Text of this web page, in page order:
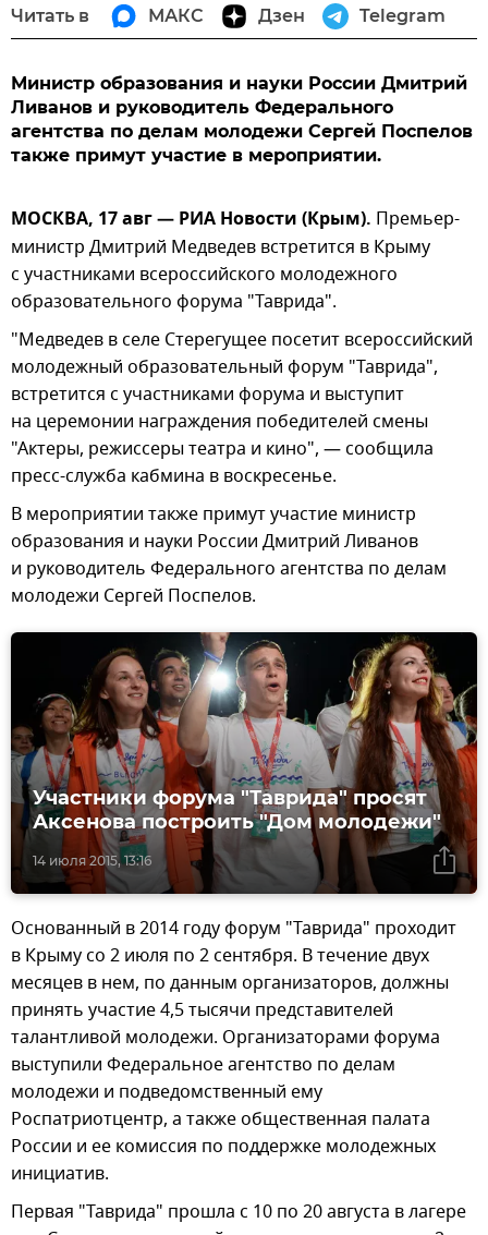
Читать в МАКС Дзен Telegram
Министр образования и науки России Дмитрий
Ливанов и руководитель Федерального
агентства по делам молодежи Сергей Поспелов
также примут участие в мероприятии.
МОСКВА, 17 авг — РИА Новости (Крым). Премьер-
министр Дмитрий Медведев встретится в Крыму
с участниками всероссийского молодежного
образовательного форума "Таврида".
"Медведев в селе Стерегущее посетит всероссийский
молодежный образовательный форум "Таврида",
встретится с участниками форума и выступит
на церемонии награждения победителей смены
"Актеры, режиссеры театра и кино", — сообщила
пресс-служба кабмина в воскресенье.
В мероприятии также примут участие министр
образования и науки России Дмитрий Ливанов
и руководитель Федерального агентства по делам
молодежи Сергей Поспелов.
14 июля 2015, 13:16
Участники форума "Таврида" просят
Аксенова построить "Дом молодежи"
Основанный в 2014 году форум "Таврида" проходит
в Крыму со 2 июля по 2 сентября. В течение двух
месяцев в нем, по данным организаторов, должны
принять участие 4,5 тысячи представителей
талантливой молодежи. Организаторами форума
выступили Федеральное агентство по делам
молодежи и подведомственный ему
Роспатриотцентр, а также общественная палата
России и ее комиссия по поддержке молодежных
инициатив.
Первая "Таврида" прошла с 10 по 20 августа в лагере